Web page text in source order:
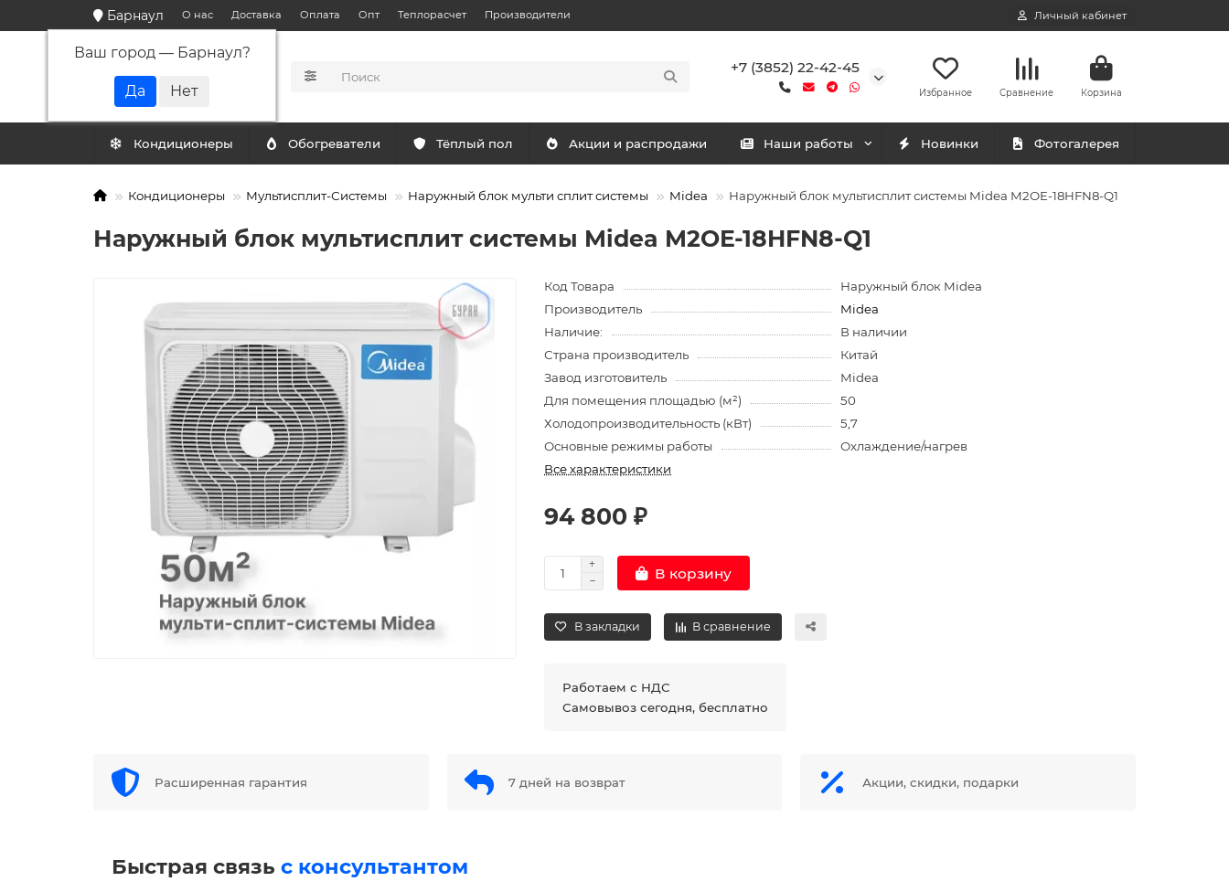
Барнаул
Ваш город — Барнаул?
О нас Доставка Оплата Опт Теплорасчет Производители Личный кабинет
+7 (3852) 22-42-45
Избранное Сравнение Корзина
Кондиционеры Обогреватели Тёплый пол Акции и распродажи Наши работы Новинки Фотогалерея
Кондиционеры Мультисплит-Системы Наружный блок мульти сплит системы Midea Наружный блок мультисплит системы Midea M2OE-18HFN8-Q1
Наружный блок мультисплит системы Midea M2OE-18HFN8-Q1
Код Товара
Наружный блок Midea
Производитель
Midea
Наличие:
В наличии
Страна производитель
Китай
Завод изготовитель
Midea
Для помещения площадью (м²)
50
Холодопроизводительность (кВт)
5,7
Основные режимы работы
Охлаждение/нагрев
Все характеристики
94 800 ₽
В корзину
В закладки В сравнение
Работаем с НДС
Самовывоз сегодня, бесплатно
Расширенная гарантия 7 дней на возврат Акции, скидки, подарки
Быстрая связь с консультантом